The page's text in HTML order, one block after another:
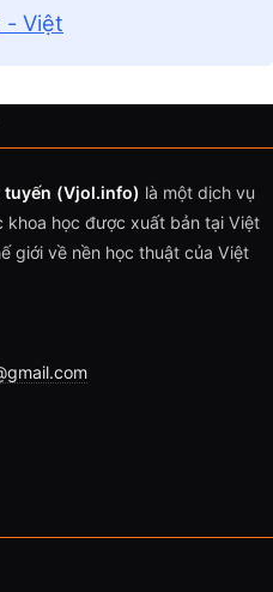
- Việt
tuyến (Vjol.info) là một dịch vụ
học được xuất bản tại Việt
giới về nền học thuật của Việt